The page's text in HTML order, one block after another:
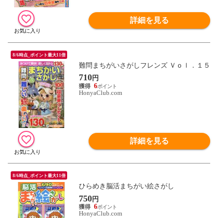
詳細を見る
8/6時点_ポイント最大11倍
難問まちがいさがしフレンズ Ｖｏｌ．１５
710円
6
HonyaClub.com
詳細を見る
8/6時点_ポイント最大11倍
ひらめき脳活まちがい絵さがし
750円
6
HonyaClub.com